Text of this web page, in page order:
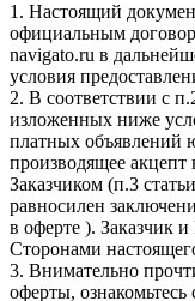
1. Настоящий
официальным
navigato.ru в
условия
2. В соответствии с
изложенных ниже
платных объявлений
производящее
Заказчиком (п.3
равносилен
в оферте ). Заказчик
Сторонами
3. Внимательно
оферты,